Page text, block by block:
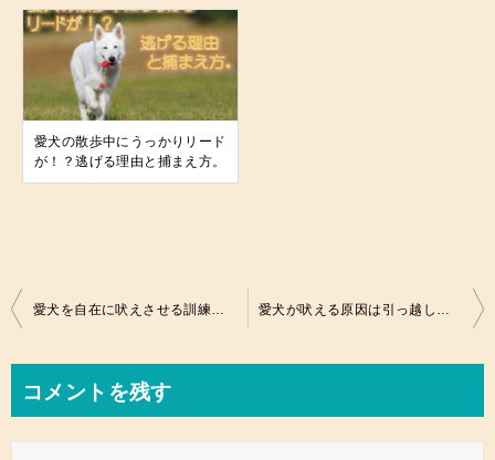
愛犬の散歩中にうっかりリード
が！？逃げる理由と捕まえ方。
投
ビ
ゲ
コメントを残す